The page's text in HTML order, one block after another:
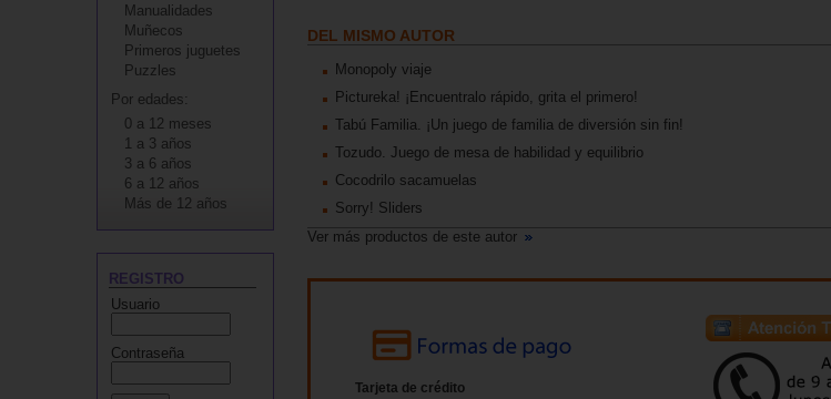
Manualidades
Muñecos
Primeros juguetes
Puzzles
Por edades:
0 a 12 meses
1 a 3 años
3 a 6 años
6 a 12 años
Más de 12 años
REGISTRO
Usuario
Contraseña
DEL MISMO AUTOR
Monopoly viaje
Pictureka! ¡Encuentralo rápido, grita el primero!
Tabú Familia. ¡Un juego de familia de diversión sin fin!
Tozudo. Juego de mesa de habilidad y equilibrio
Cocodrilo sacamuelas
Sorry! Sliders
Ver más productos de este autor
Tarjeta de crédito